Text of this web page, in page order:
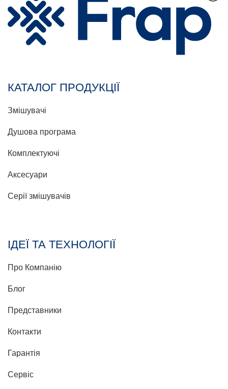
КАТАЛОГ ПРОДУКЦІЇ
Змішувачі
Душова програма
Комплектуючі
Аксесуари
Серії змішувачів
ІДЕЇ ТА ТЕХНОЛОГІЇ
Про Компанію
Блог
Представники
Контакти
Гарантія
Сервіс